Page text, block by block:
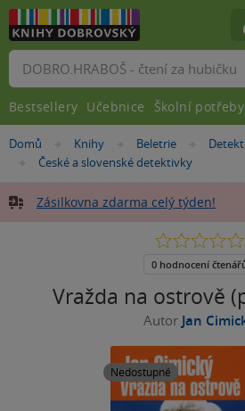
Nacházíte
Domů »Knihy »Beletrie »
»
České a slovenské detektivky
Zásilkovna zdarma celý týden!
Vražda na ostrově
Autor Jan
Nedostupné
0.0
5
0 hodnocení
Vyhledávání
Bestsellery Učebnice Školní potřeby